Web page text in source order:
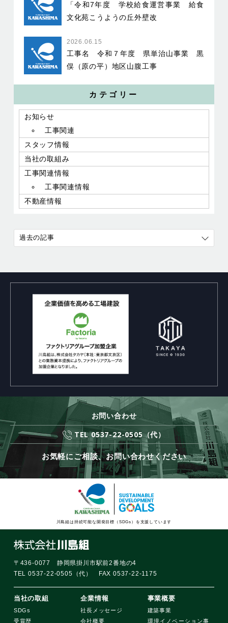
「令和7年度 学校給食運営事業 給食
文化苑こうようの丘外壁改
2026.06.15
工事名 令和７年度 県単治山事業 黒
俣（原の平）地区山腹工事
カテゴリー
お知らせ
工事関連
スタッフ情報
当社の取組み
工事関連情報
工事関連情報
不動産情報
過去の記事
お問い合わせ
TEL 0537-22-0505（代）
お気軽にご相談、お問い合わせください
川島組は持続可能な開発目標（SDGs）を支援しています
〒436-0077 静岡県掛川市駅前2番地の4
TEL 0537-22-0505（代） FAX 0537-22-1175
当社の取組
SDGs
受賞歴
企業情報
社長メッセージ
会社概要
事業概要
建築事業
環境イノベーション事